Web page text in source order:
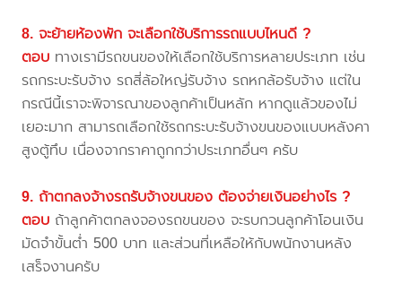
8. จะย้ายห้องพัก จะเลือกใช้บริการรถแบบไหนดี ?
ตอบ ทางเรามีรถขนของให้เลือกใช้บริการหลายประเภท เช่น
รถกระบะรับจ้าง รถสี่ล้อใหญ่รับจ้าง รถหกล้อรับจ้าง แต่ใน
กรณีนี้เราจะพิจารณาของลูกค้าเป็นหลัก หากดูแล้วของไม่
เยอะมาก สามารถเลือกใช้รถกระบะรับจ้างขนของแบบหลังคา
สูงตู้ทึบ เนื่องจากราคาถูกกว่าประเภทอื่นๆ ครับ
9. ถ้าตกลงจ้างรถรับจ้างขนของ ต้องจ่ายเงินอย่างไร ?
ตอบ ถ้าลูกค้าตกลงจองรถขนของ จะรบกวนลูกค้าโอนเงิน
มัดจำขั้นต่ำ 500 บาท และส่วนที่เหลือให้กับพนักงานหลัง
เสร็จงานครับ